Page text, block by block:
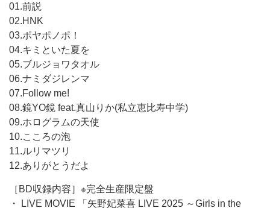
01.前説
02.HNK
03.ポヤポノポ！
04.キミといた夏を
05.ブルジョワタオル
06.ナミダジレンマ
07.Follow me!
08.鏡YO鏡 feat.真山りか(私立恵比寿中学)
09.ホログラムの天使
10.こころの泡
11.ルリマツリ
12.ありがとうだよ
［BD収録内容］※完全生産限定盤
・ LIVE MOVIE 「矢野妃菜喜 LIVE 2025 ～Girls in the